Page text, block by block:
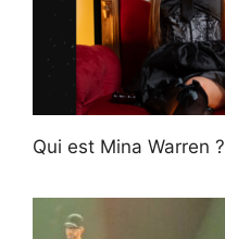
Qui est Mina Warren ?